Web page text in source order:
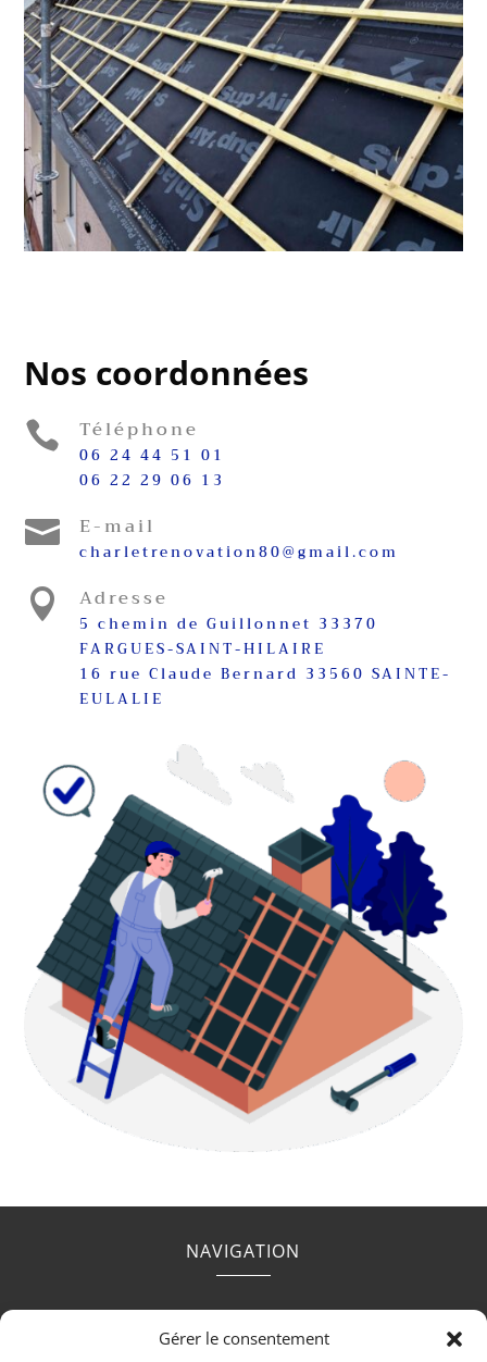
Gérer le consentement
Nos coordonnées
 Téléphone
06 24 44 51 01
06 22 29 06 13
 E-mail
charletrenovation80@gmail.com
 Adresse
5 chemin de Guillonnet 33370
FARGUES-SAINT-HILAIRE
16 rue Claude Bernard 33560 SAINTE-
EULALIE
NAVIGATION
Accueil Contact Mentions légales
Secteurs
Plan du site